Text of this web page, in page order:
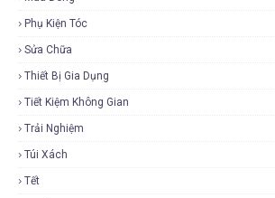
Phụ Kiện Tóc
Sửa Chữa
Thiết Bị Gia Dụng
Tiết Kiệm Không Gian
Trải Nghiệm
Túi Xách
Tết